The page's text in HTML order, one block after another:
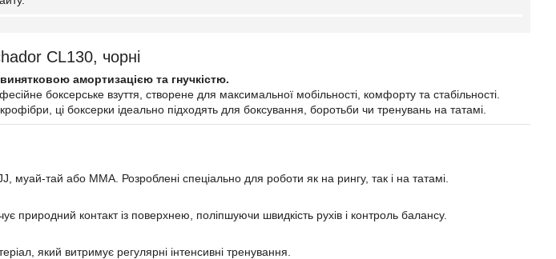
CL130, чорні
амортизацією та гнучкістю.
боксерське взуття, створене для максимальної мобільності, комфорту та стабільності.
ці боксерки ідеально підходять для боксування, боротьби чи тренувань на татамі.
муай-тай або MMA. Розроблені спеціально для роботи як на рингу, так і на татамі.
природний контакт із поверхнею, поліпшуючи швидкість рухів і контроль балансу.
який витримує регулярні інтенсивні тренування.